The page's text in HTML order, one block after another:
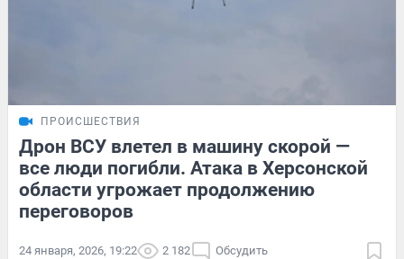
ПРОИСШЕСТВИЯ
Дрон ВСУ влетел в машину скорой —
все люди погибли. Атака в Херсонской
области угрожает продолжению
переговоров
24 января, 2026, 19:22 2 182 Обсудить